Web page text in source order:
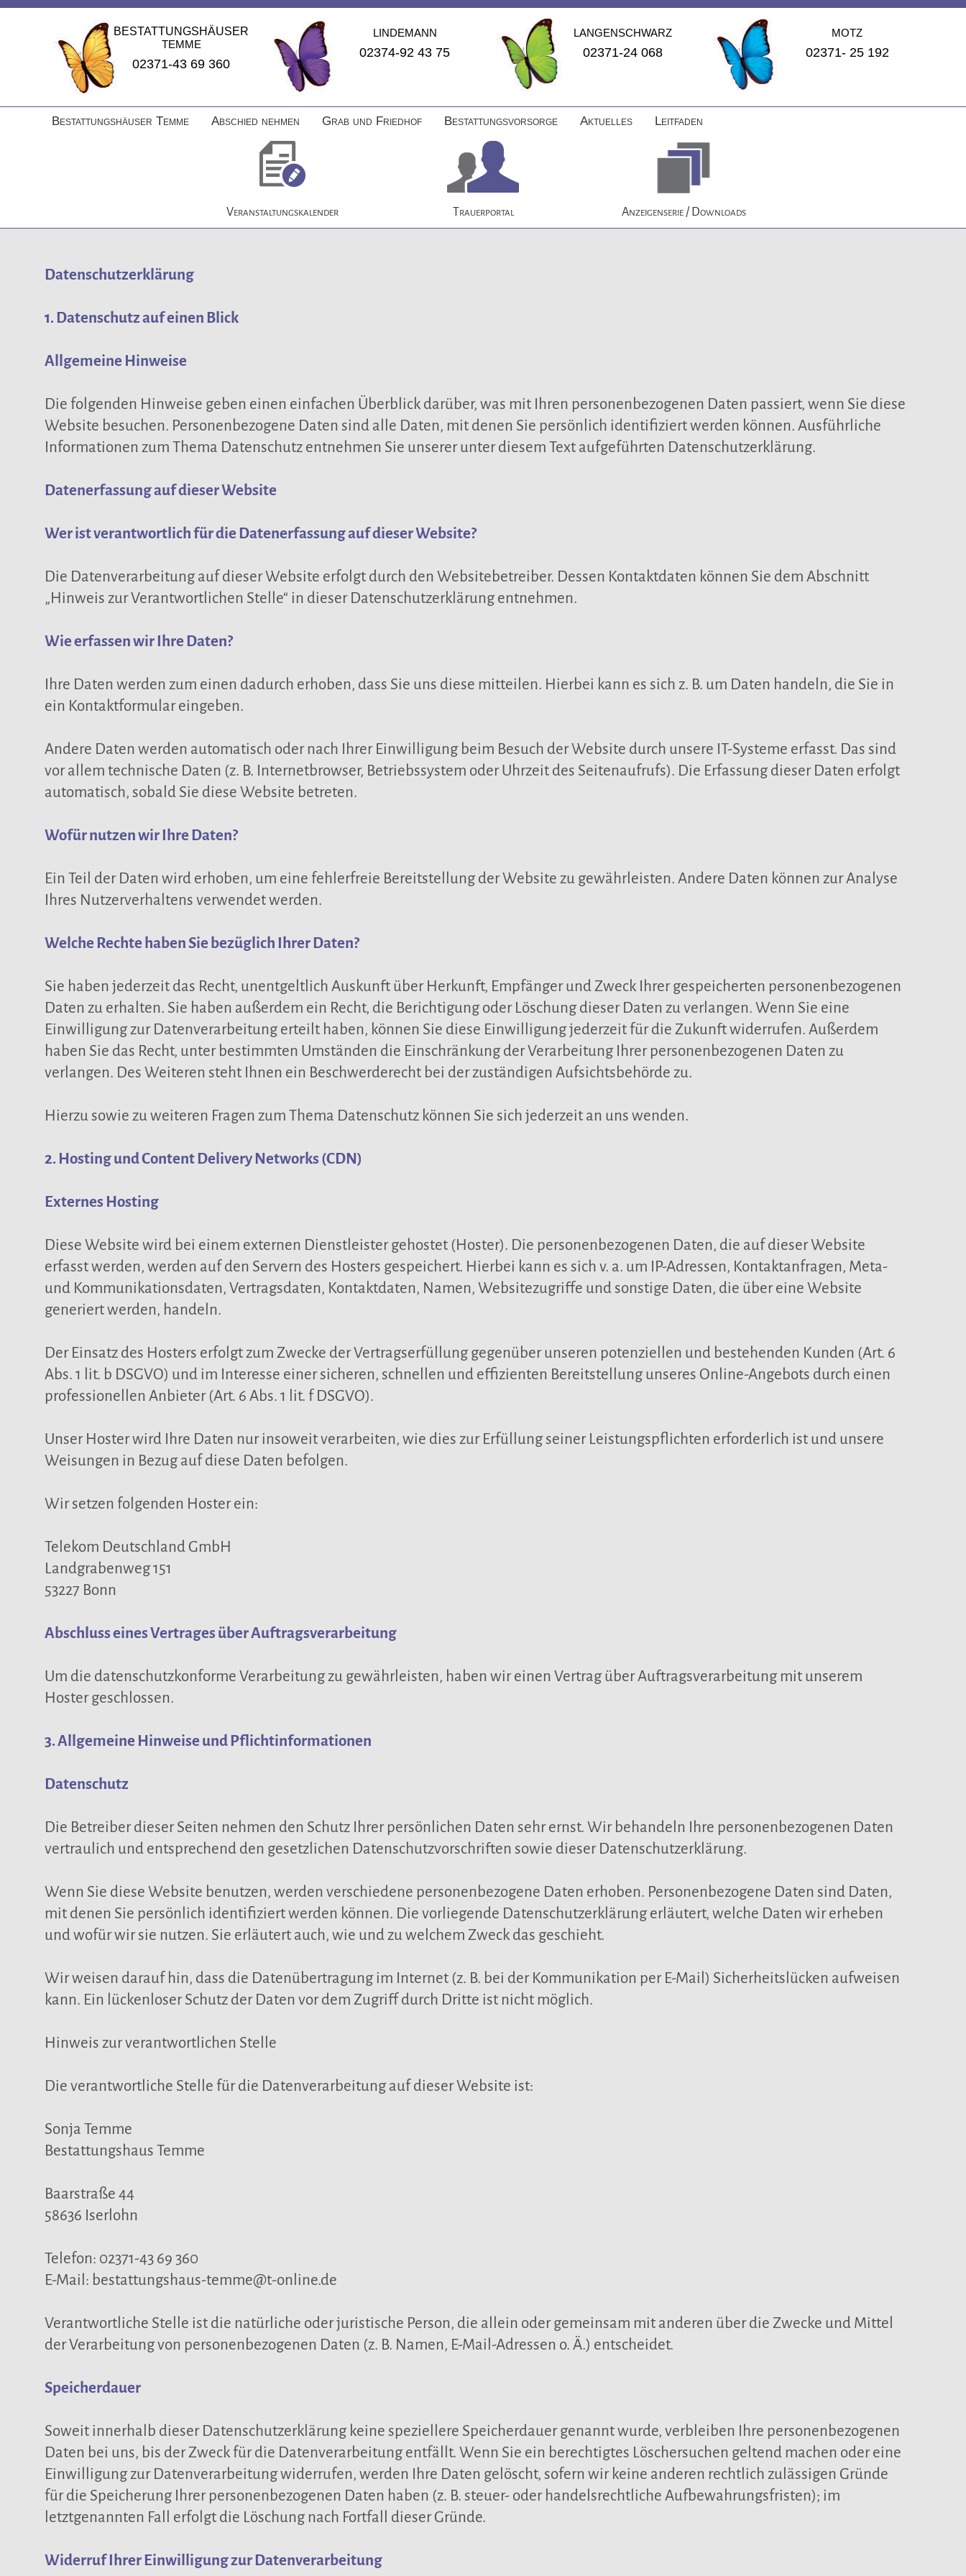
BESTATTUNGSHÄUSER
TEMME
02371-43 69 360
LINDEMANN
02374-92 43 75
LANGENSCHWARZ
02371-24 068
MOTZ
02371- 25 192
überspringen
Bestattungshäuser Temme Abschied nehmen Grab und Friedhof Bestattungsvorsorge Aktuelles Leitfaden
Navigation
überspringen
Veranstaltungskalender Trauerportal Anzeigenserie / Downloads
Datenschutz­erklärung
1. Datenschutz auf einen Blick
Allgemeine Hinweise
Die folgenden Hinweise geben einen einfachen Überblick darüber, was mit Ihren personenbezogenen Daten passiert, wenn Sie diese
Website besuchen. Personenbezogene Daten sind alle Daten, mit denen Sie persönlich identifiziert werden können. Ausführliche
Informationen zum Thema Datenschutz entnehmen Sie unserer unter diesem Text aufgeführten Datenschutzerklärung.
Datenerfassung auf dieser Website
Wer ist verantwortlich für die Datenerfassung auf dieser Website?
Die Datenverarbeitung auf dieser Website erfolgt durch den Websitebetreiber. Dessen Kontaktdaten können Sie dem Abschnitt
„Hinweis zur Verantwortlichen Stelle“ in dieser Datenschutzerklärung entnehmen.
Wie erfassen wir Ihre Daten?
Ihre Daten werden zum einen dadurch erhoben, dass Sie uns diese mitteilen. Hierbei kann es sich z. B. um Daten handeln, die Sie in
ein Kontaktformular eingeben.
Andere Daten werden automatisch oder nach Ihrer Einwilligung beim Besuch der Website durch unsere IT-Systeme erfasst. Das sind
vor allem technische Daten (z. B. Internetbrowser, Betriebssystem oder Uhrzeit des Seitenaufrufs). Die Erfassung dieser Daten erfolgt
automatisch, sobald Sie diese Website betreten.
Wofür nutzen wir Ihre Daten?
Ein Teil der Daten wird erhoben, um eine fehlerfreie Bereitstellung der Website zu gewährleisten. Andere Daten können zur Analyse
Ihres Nutzerverhaltens verwendet werden.
Welche Rechte haben Sie bezüglich Ihrer Daten?
Sie haben jederzeit das Recht, unentgeltlich Auskunft über Herkunft, Empfänger und Zweck Ihrer gespeicherten personenbezogenen
Daten zu erhalten. Sie haben außerdem ein Recht, die Berichtigung oder Löschung dieser Daten zu verlangen. Wenn Sie eine
Einwilligung zur Datenverarbeitung erteilt haben, können Sie diese Einwilligung jederzeit für die Zukunft widerrufen. Außerdem
haben Sie das Recht, unter bestimmten Umständen die Einschränkung der Verarbeitung Ihrer personenbezogenen Daten zu
verlangen. Des Weiteren steht Ihnen ein Beschwerderecht bei der zuständigen Aufsichtsbehörde zu.
Hierzu sowie zu weiteren Fragen zum Thema Datenschutz können Sie sich jederzeit an uns wenden.
2. Hosting und Content Delivery Networks (CDN)
Externes Hosting
Diese Website wird bei einem externen Dienstleister gehostet (Hoster). Die personenbezogenen Daten, die auf dieser Website
erfasst werden, werden auf den Servern des Hosters gespeichert. Hierbei kann es sich v. a. um IP-Adressen, Kontaktanfragen, Meta-
und Kommunikationsdaten, Vertragsdaten, Kontaktdaten, Namen, Websitezugriffe und sonstige Daten, die über eine Website
generiert werden, handeln.
Der Einsatz des Hosters erfolgt zum Zwecke der Vertragserfüllung gegenüber unseren potenziellen und bestehenden Kunden (Art. 6
Abs. 1 lit. b DSGVO) und im Interesse einer sicheren, schnellen und effizienten Bereitstellung unseres Online-Angebots durch einen
professionellen Anbieter (Art. 6 Abs. 1 lit. f DSGVO).
Unser Hoster wird Ihre Daten nur insoweit verarbeiten, wie dies zur Erfüllung seiner Leistungspflichten erforderlich ist und unsere
Weisungen in Bezug auf diese Daten befolgen.
Wir setzen folgenden Hoster ein:
Telekom Deutschland GmbH
Landgrabenweg 151
53227 Bonn
Abschluss eines Vertrages über Auftragsverarbeitung
Um die datenschutzkonforme Verarbeitung zu gewährleisten, haben wir einen Vertrag über Auftragsverarbeitung mit unserem
Hoster geschlossen.
3. Allgemeine Hinweise und Pflicht­informationen
Datenschutz
Die Betreiber dieser Seiten nehmen den Schutz Ihrer persönlichen Daten sehr ernst. Wir behandeln Ihre personenbezogenen Daten
vertraulich und entsprechend den gesetzlichen Datenschutzvorschriften sowie dieser Datenschutzerklärung.
Wenn Sie diese Website benutzen, werden verschiedene personenbezogene Daten erhoben. Personenbezogene Daten sind Daten,
mit denen Sie persönlich identifiziert werden können. Die vorliegende Datenschutzerklärung erläutert, welche Daten wir erheben
und wofür wir sie nutzen. Sie erläutert auch, wie und zu welchem Zweck das geschieht.
Wir weisen darauf hin, dass die Datenübertragung im Internet (z. B. bei der Kommunikation per E-Mail) Sicherheitslücken aufweisen
kann. Ein lückenloser Schutz der Daten vor dem Zugriff durch Dritte ist nicht möglich.
Hinweis zur verantwortlichen Stelle
Die verantwortliche Stelle für die Datenverarbeitung auf dieser Website ist:
Sonja Temme
Bestattungshaus Temme
Baarstraße 44
58636 Iserlohn
Telefon: 02371-43 69 360
E-Mail: bestattungshaus-temme@t-online.de
Verantwortliche Stelle ist die natürliche oder juristische Person, die allein oder gemeinsam mit anderen über die Zwecke und Mittel
der Verarbeitung von personenbezogenen Daten (z. B. Namen, E-Mail-Adressen o. Ä.) entscheidet.
Speicherdauer
Soweit innerhalb dieser Datenschutzerklärung keine speziellere Speicherdauer genannt wurde, verbleiben Ihre personenbezogenen
Daten bei uns, bis der Zweck für die Datenverarbeitung entfällt. Wenn Sie ein berechtigtes Löschersuchen geltend machen oder eine
Einwilligung zur Datenverarbeitung widerrufen, werden Ihre Daten gelöscht, sofern wir keine anderen rechtlich zulässigen Gründe
für die Speicherung Ihrer personenbezogenen Daten haben (z. B. steuer- oder handelsrechtliche Aufbewahrungsfristen); im
letztgenannten Fall erfolgt die Löschung nach Fortfall dieser Gründe.
Widerruf Ihrer Einwilligung zur Datenverarbeitung